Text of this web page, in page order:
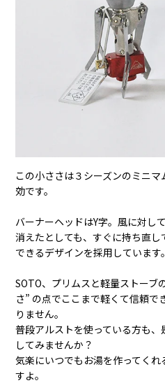
この小ささは３シーズンのミニ
効です。
バーナーヘッドはY字。風に対し
消えたとしても、すぐに持ち直
できるデザインを採用しています。
SOTO、プリムスと軽量ストーブ
さ” の点でここまで軽くて信頼で
りません。
普段アルストを使っている方も
してみませんか？
気楽にいつでもお湯を作ってく
すよ。